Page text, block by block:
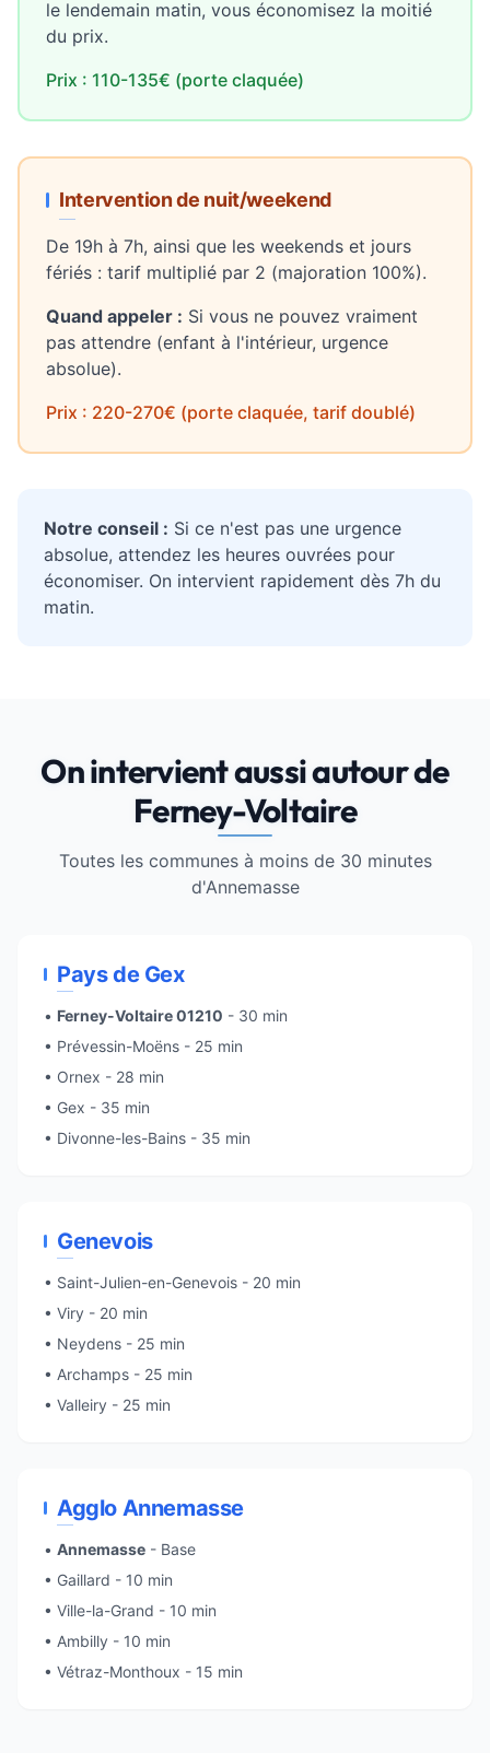
le lendemain matin, vous économisez la moitié
du prix.
Prix : 110-135€ (porte claquée)
Intervention de nuit/weekend
De 19h à 7h, ainsi que les weekends et jours
fériés : tarif multiplié par 2 (majoration 100%).
Quand appeler : Si vous ne pouvez vraiment
pas attendre (enfant à l'intérieur, urgence
absolue).
Prix : 220-270€ (porte claquée, tarif doublé)
Notre conseil : Si ce n'est pas une urgence
absolue, attendez les heures ouvrées pour
économiser. On intervient rapidement dès 7h du
matin.
On intervient aussi autour de
Ferney-Voltaire
Toutes les communes à moins de 30 minutes
d'Annemasse
Pays de Gex
• Ferney-Voltaire 01210 - 30 min
• Prévessin-Moëns - 25 min
• Ornex - 28 min
• Gex - 35 min
• Divonne-les-Bains - 35 min
Genevois
• Saint-Julien-en-Genevois - 20 min
• Viry - 20 min
• Neydens - 25 min
• Archamps - 25 min
• Valleiry - 25 min
Agglo Annemasse
• Annemasse - Base
• Gaillard - 10 min
• Ville-la-Grand - 10 min
• Ambilly - 10 min
• Vétraz-Monthoux - 15 min